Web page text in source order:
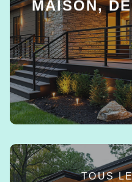
MAISON,
EN
TOUS